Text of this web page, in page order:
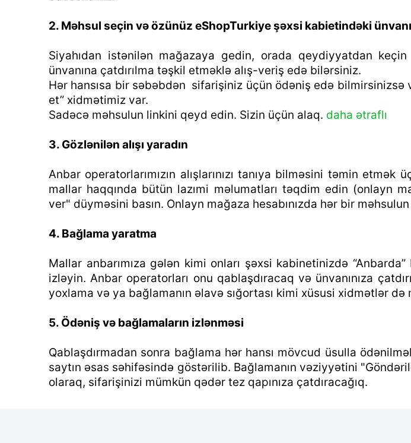
2. Məhsul seçin və özünüz eShopTurkiye şəxsi kabietindəki
Siyahıdan istənilən mağazaya gedin, orada qeydiyyatdan
ünvanına çatdırılma təşkil etməklə alış-veriş edə bilərsiniz.
Hər hansısa bir səbəbdən sifarişiniz üçün ödəniş edə
et” xidmətimiz var.
Sadəcə məhsulun linkini qeyd edin. Sizin üçün alaq. daha ətraflı
3. Gözlənilən alışı yaradın
Anbar operatorlarımızın alışlarınızı tanıya bilməsini təmin
mallar haqqında bütün lazımi məlumatları təqdim edin (onlayn
ver" düyməsini basın. Onlayn mağaza hesabınızda hər bir
4. Bağlama yaratma
Mallar anbarımıza gələn kimi onları şəxsi kabinetinizdə
izləyin. Anbar operatorları onu qablaşdıracaq və ünvanınıza
yoxlama və ya bağlamanın əlavə sığortası kimi xüsusi xidmətlər
5. Ödəniş və bağlamaların izlənməsi
Qablaşdırmadan sonra bağlama hər hansı mövcud üsulla
saytın əsas səhifəsində göstərilib. Bağlamanın vəziyyətini
olaraq, sifarişinizi mümkün qədər tez qapınıza çatdıracağıq.